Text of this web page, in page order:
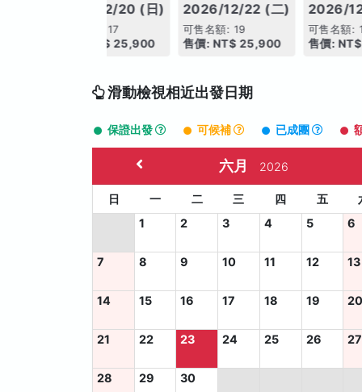
2026/12/20 (日)
可售名額: 17
售價: NT$ 25,900
2026/12/22 (二)
可售名額: 19
售價: NT$ 25,900
2026/
可售名額:
售價:
滑動檢視相近出發日期
保證出發 可候補 已成團
六月 2026
日 一 二 三 四 五
1
2 3 4 5 6
7 8 9 10 11 12 13
14 15 16 17 18 19
21 22 23 24 25 26 27
28 29 30